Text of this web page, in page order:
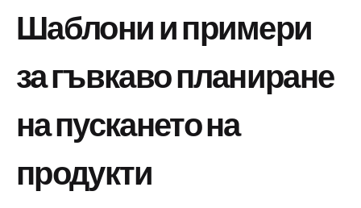
Шаблони и примери
за гъвкаво планиране
на пускането на
продукти